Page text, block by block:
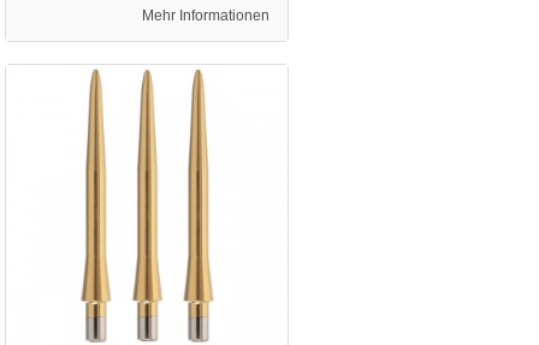
Mehr Informationen